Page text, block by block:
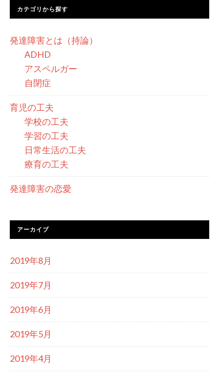
カテゴリから探す
発達障害とは（持論）
ADHD
アスペルガー
自閉症
育児の工夫
学校の工夫
学習の工夫
日常生活の工夫
療育の工夫
発達障害の恋愛
アーカイブ
2019年8月
2019年7月
2019年6月
2019年5月
2019年4月